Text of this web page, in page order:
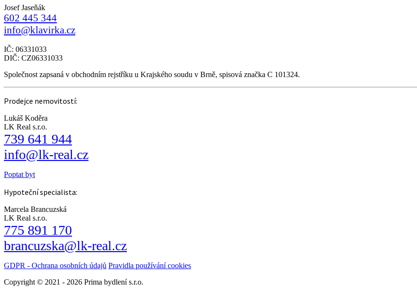
Josef Jaseňák
602 445 344
info@klavirka.cz
IČ: 06331033
DIČ: CZ06331033
Společnost zapsaná v obchodním rejstříku u Krajského soudu v Brně, spisová značka C 101324.
Prodejce nemovitostí:
Lukáš Koděra
LK Real s.r.o.
739 641 944
info@lk-real.cz
Poptat byt
Hypoteční specialista:
Marcela Brancuzská
LK Real s.r.o.
775 891 170
brancuzska@lk-real.cz
GDPR - Ochrana osobních údajů Pravidla používání cookies
Copyright © 2021 - 2026 Prima bydlení s.r.o.